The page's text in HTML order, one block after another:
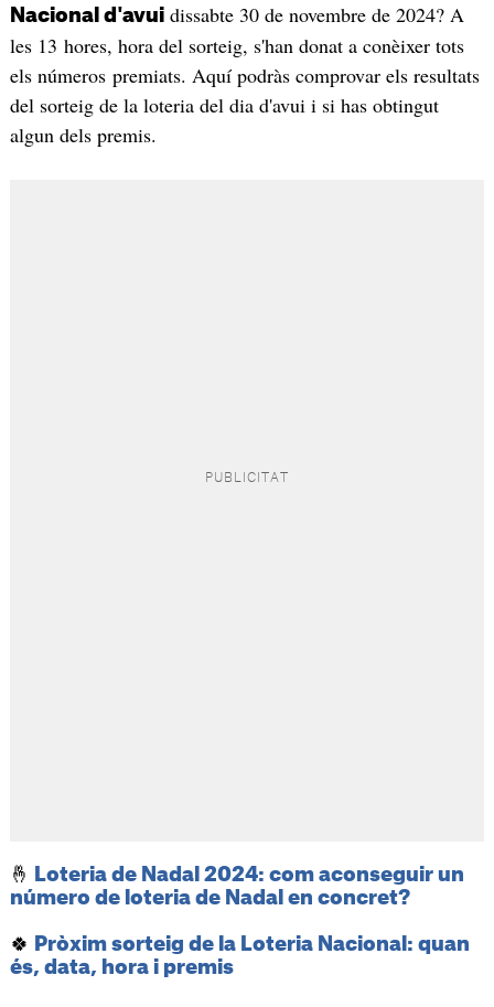
Nacional d'avuidissabte 30 de novembre de 2024? A
les 13 hores, hora del sorteig, s'han donat a conèixer tots
els números premiats. Aquí podràs comprovar els resultats
del sorteig de la loteria del dia d'avui i si has obtingut
algun dels premis.
🤞
Loteria de Nadal 2024: com aconseguir un
número de loteria de Nadal en concret?
🍀
Pròxim sorteig de la Loteria Nacional: quan
és, data, hora i premis